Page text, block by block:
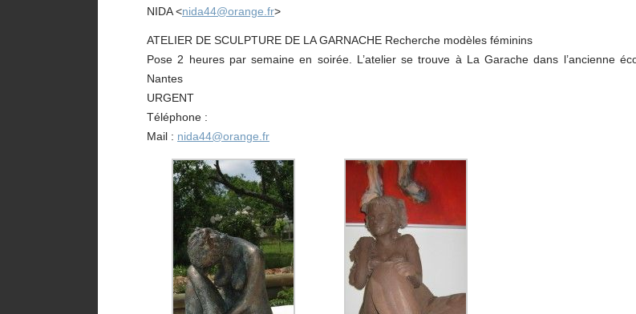
NIDA <nida44@orange.fr>
ATELIER DE SCULPTURE DE LA GARNACHE Recherche modèles féminins
Pose 2 heures par semaine en soirée. L’atelier se trouve à La Garache dans l’ancienne
Nantes
URGENT
Téléphone :
Mail : nida44@orange.fr